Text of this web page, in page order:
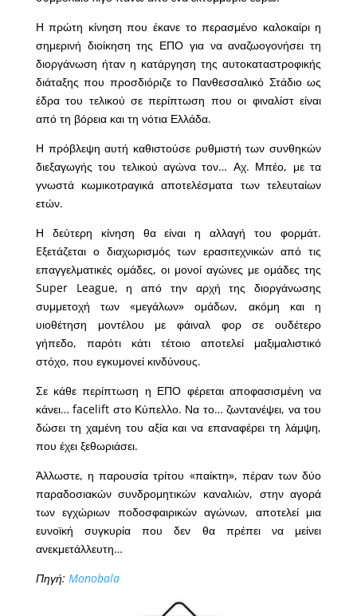
Η πρώτη κίνηση που έκανε το περασμένο καλοκαίρι η
σημερινή διοίκηση της ΕΠΟ για να αναζωογονήσει τη
διοργάνωση ήταν η κατάργηση της αυτοκαταστροφικής
διάταξης που προσδιόριζε το Πανθεσσαλικό Στάδιο ως
έδρα του τελικού σε περίπτωση που οι φιναλίστ είναι
από τη βόρεια και τη νότια Ελλάδα.
Η πρόβλεψη αυτή καθιστούσε ρυθμιστή των συνθηκών
διεξαγωγής του τελικού αγώνα τον… Αχ. Μπέο, με τα
γνωστά κωμικοτραγικά αποτελέσματα των τελευταίων
ετών.
Η δεύτερη κίνηση θα είναι η αλλαγή του φορμάτ.
Eξετάζεται ο διαχωρισμός των ερασιτεχνικών από τις
επαγγελματικές ομάδες, οι μονοί αγώνες με ομάδες της
Super League, η από την αρχή της διοργάνωσης
συμμετοχή των «μεγάλων» ομάδων, ακόμη και η
υιοθέτηση μοντέλου με φάιναλ φορ σε ουδέτερο
γήπεδο, παρότι κάτι τέτοιο αποτελεί μαξιμαλιστικό
στόχο, που εγκυμονεί κινδύνους.
Σε κάθε περίπτωση η ΕΠΟ φέρεται αποφασισμένη να
κάνει… facelift στο Κύπελλο. Να το… ζωντανέψει, να του
δώσει τη χαμένη του αξία και να επαναφέρει τη λάμψη,
που έχει ξεθωριάσει.
Άλλωστε, η παρουσία τρίτου «παίκτη», πέραν των δύο
παραδοσιακών συνδρομητικών καναλιών, στην αγορά
των εγχώριων ποδοσφαιρικών αγώνων, αποτελεί μια
ευνοϊκή συγκυρία που δεν θα πρέπει να μείνει
ανεκμετάλλευτη…
Πηγή: Monobala